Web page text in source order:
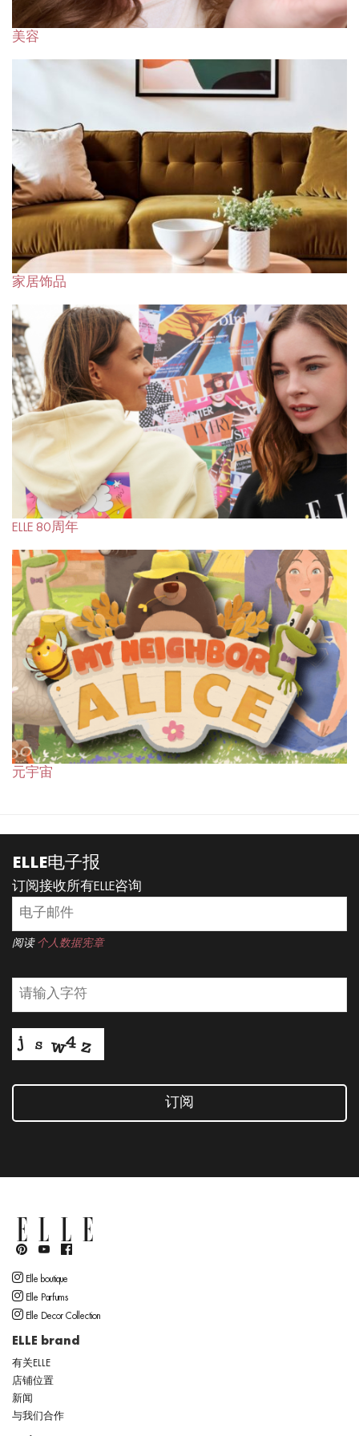
美容
家居饰品
ELLE 80周年
元宇宙
ELLE电子报
订阅接收所有ELLE咨询
阅读 个人数据宪章
订阅
Elle boutique
Elle Parfums
Elle Decor Collection
ELLE brand
有关ELLE
店铺位置
新闻
与我们合作